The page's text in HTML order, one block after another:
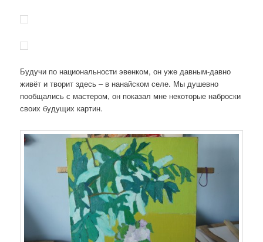
Будучи по национальности эвенком, он уже давным-давно
живёт и творит здесь – в нанайском селе. Мы душевно
пообщались с мастером, он показал мне некоторые наброски
своих будущих картин.